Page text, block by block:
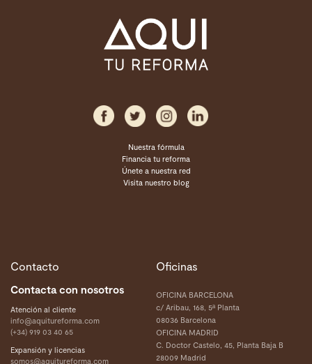
Nuestra fórmula
Financia tu reforma
Únete a nuestra red
Visita nuestro blog
Contacto
Contacta con nosotros
Atención al cliente
info@aquitureforma.com
(+34) 919 03 40 65
Expansión y licencias
somos@aquitureforma.com
Oficinas
OFICINA BARCELONA
c/ Aribau, 168, 5ª Planta
08036 Barcelona
OFICINA MADRID
C. Doctor Castelo, 45, Planta Baja B
28009 Madrid